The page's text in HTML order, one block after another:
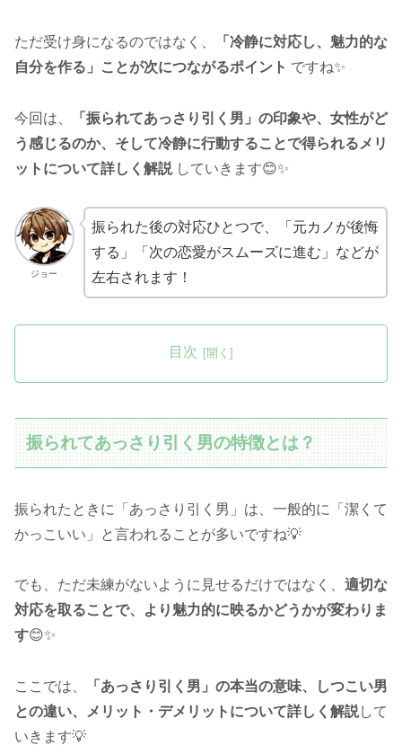
ただ受け身になるのではなく、
「冷静に対応し、魅力的な
自分を作る」ことが次につながるポイント ですね✨
今回は、
「振られてあっさり引く男」の印象や、女性がど
う感じるのか、そして冷静に行動することで得られるメリ
ットについて詳しく解説 していきます😊✨
ジョー
振られた後の対応ひとつで、「元カノが後悔
する」「次の恋愛がスムーズに進む」などが
左右されます！
目次
振られてあっさり引く男の特徴とは？
振られたときに「あっさり引く男」は、一般的に「潔くて
かっこいい」と言われることが多いですね💡
でも、ただ未練がないように見せるだけではなく、 適切な
対応を取ることで、より魅力的に映るかどうかが変わりま
す😊✨
ここでは、
「あっさり引く男」の本当の意味、しつこい男
との違い、メリット・デメリットについて詳しく解説して
いきます💡